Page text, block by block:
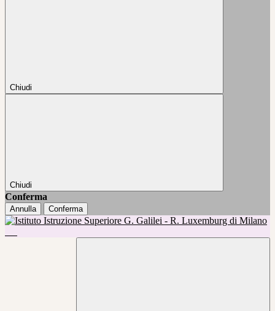
Chiudi
Chiudi
Conferma
Annulla Conferma